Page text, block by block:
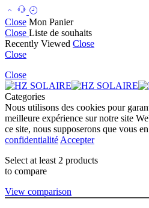
Close Mon Panier
Close Liste de souhaits
Recently Viewed Close
Close
Close
Categories
Nous utilisons des cookies pour
meilleure expérience sur notre site
ce site, nous supposerons que vous
confidentialité Accepter
Select at least 2 products
to compare
View comparison